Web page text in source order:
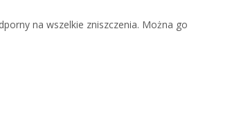
na wszelkie zniszczenia. Można go